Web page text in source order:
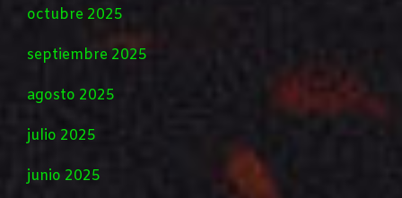
octubre 2025
septiembre 2025
agosto 2025
julio 2025
junio 2025